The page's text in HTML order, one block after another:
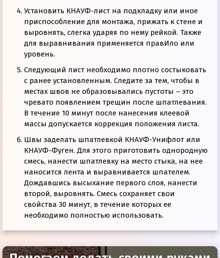
Установить КНАУФ-лист на подкладку или иное
приспособление для монтажа, прижать к стене и
выровнять, слегка ударяя по нему рейкой. Также
для выравнивания применяется правИло или
уровень.
Следующий лист необходимо плотно состыковать
с ранее установленным. Следите за тем, чтобы в
местах швов не образовывались пустоты – это
чревато появлением трещин после шпатлевания.
В течение 10 минут после нанесения клеевой
массы допускается коррекция положения листа.
Швы заделать шпатлевкой КНАУФ-Унифлот или
КНАУФ-Фуген. Для этого приготовить однородную
смесь, нанести шпатлевку на место стыка, на нее
наносится лента и выравнивается шпателем.
Дождавшись высыхание первого слоя, нанести
второй, выровнять. Смесь сохраняет свои
свойства 30 минут, в течение которых ее
необходимо полностью использовать.